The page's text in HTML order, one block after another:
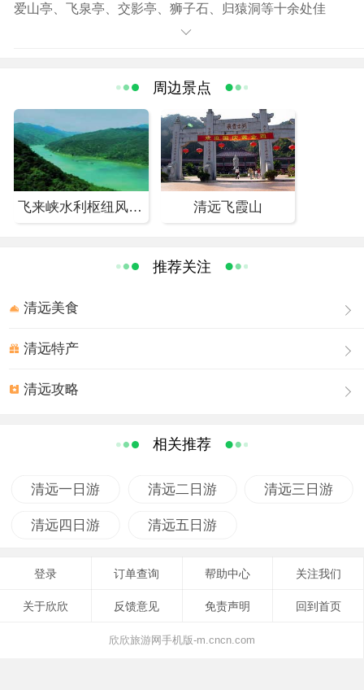
爱山亭、飞泉亭、交影亭、狮子石、归猿洞等十余处佳
境。 沿着“径曲林幽”直上，便见一间殿宇，门前石坊矗立，
内有苏东坡当年的钓台和他的《峡峙》诗。
周边景点
飞来峡水利枢纽风景区 清远飞霞山
推荐关注
清远美食
清远特产
清远攻略
相关推荐
清远一日游 清远二日游 清远三日游
清远四日游 清远五日游
登录 订单查询 帮助中心 关注我们
关于欣欣 反馈意见 免责声明 回到首页
欣欣旅游网手机版-m.cncn.com